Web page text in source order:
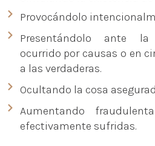
Provocándolo
Presentándolo ante la
ocurrido por causas o en
a las verdaderas.
Ocultando la cosa
Aumentando
efectivamente sufridas.